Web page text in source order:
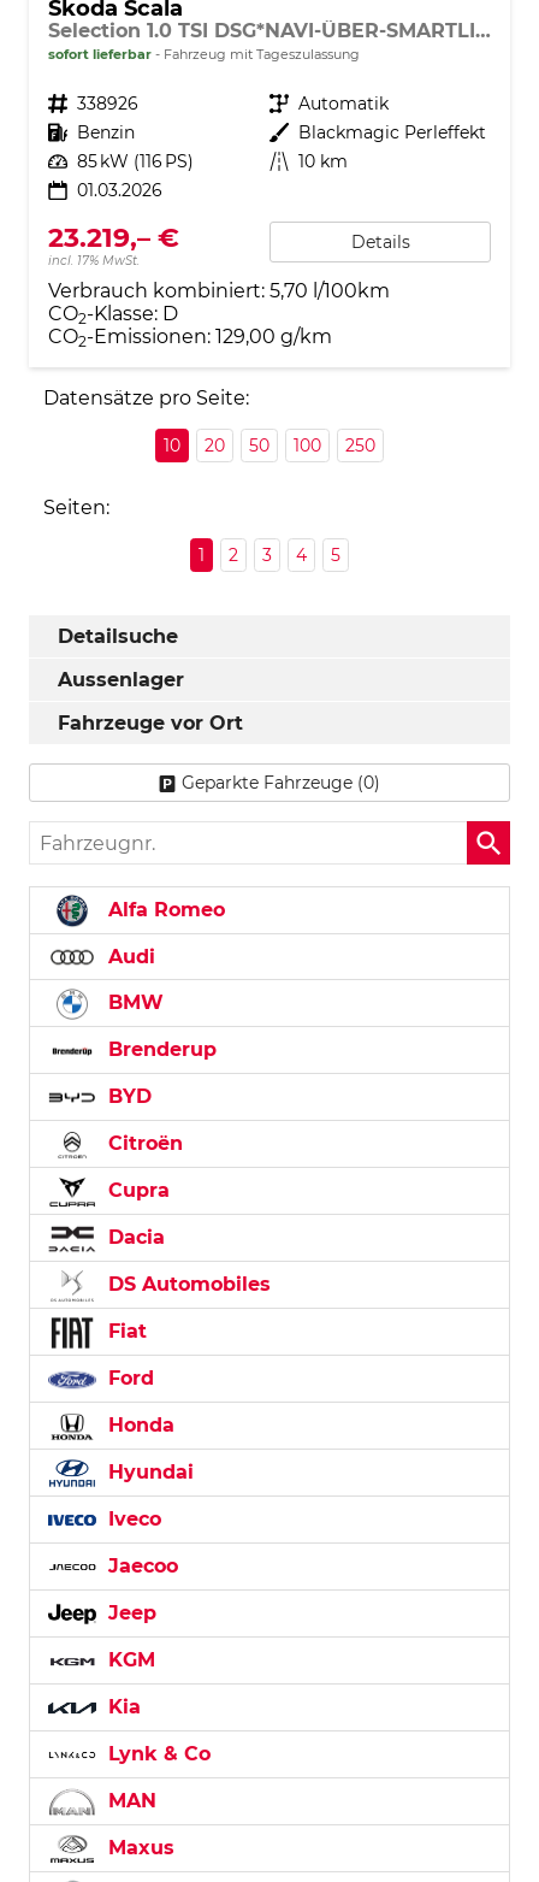
Skoda Scala
Selection 1.0 TSI DSG*NAVI-ÜBER-SMARTLINK*PDC-HI*LED*TEMPOMAT*SHZ*DAB*KLIMA
sofort lieferbar Fahrzeug mit Tageszulassung
Fahrzeugnr. 338926 Getriebe Automatik
Kraftstoff Benzin Außenfarbe Blackmagic Perleffekt
Leistung 85 kW (116 PS) Kilometerstand 10 km
01.03.2026
23.219,– €
incl. 17% MwSt.
Details
Verbrauch kombiniert: 5,70 l/100km
CO2-Klasse: D
CO2-Emissionen: 129,00 g/km
Datensätze pro Seite:
10 20 50 100 250
Seiten:
1 2 3 4 5
Detailsuche
Aussenlager
Fahrzeuge vor Ort
Geparkte Fahrzeuge (0)
Fahrzeugnr.
Alfa Romeo
Audi
BMW
Brenderup
BYD
Citroën
Cupra
Dacia
DS Automobiles
Fiat
Ford
Honda
Hyundai
Iveco
Jaecoo
Jeep
KGM
Kia
Lynk & Co
MAN
Maxus